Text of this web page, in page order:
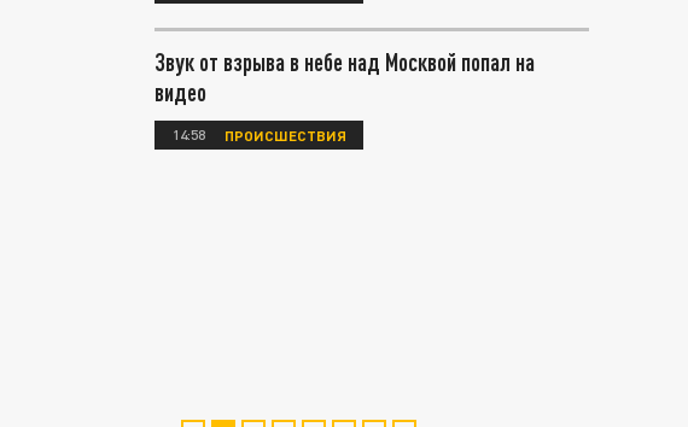
Звук от взрыва в небе над Москвой попал на
видео
14:58 ПРОИСШЕСТВИЯ